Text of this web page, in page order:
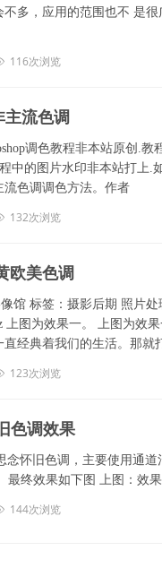
多，应用的范围也不 是
116次浏览
主流色调
调色教程非本站原创.
中的图片水印非本站打上.
色调调色方法。作者
132次浏览
欧美色调
馆 标签：摄影后期 照片处
上图为效果一。 上图为效
经典着我们的生活。那就
123次浏览
色调效果
念怀旧色调，主要使用通
最终效果如下图 上图：效
144次浏览